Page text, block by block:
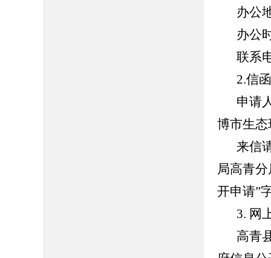
办公
办公
联系
2.信
申请
博市生
来信
局高青
开申请”
3. 网
高青